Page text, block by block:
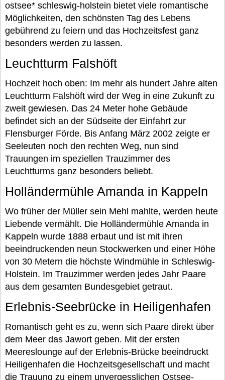
ostsee* schleswig-holstein bietet viele romantische
Möglichkeiten, den schönsten Tag des Lebens
gebührend zu feiern und das Hochzeitsfest ganz
besonders werden zu lassen.
Leuchtturm Falshöft
Hochzeit hoch oben: Im mehr als hundert Jahre alten
Leuchtturm Falshöft wird der Weg in eine Zukunft zu
zweit gewiesen. Das 24 Meter hohe Gebäude
befindet sich an der Südseite der Einfahrt zur
Flensburger Förde. Bis Anfang März 2002 zeigte er
Seeleuten noch den rechten Weg, nun sind
Trauungen im speziellen Trauzimmer des
Leuchtturms ganz besonders beliebt.
Holländermühle Amanda in Kappeln
Wo früher der Müller sein Mehl mahlte, werden heute
Liebende vermählt. Die Holländermühle Amanda in
Kappeln wurde 1888 erbaut und ist mit ihren
beeindruckenden neun Stockwerken und einer Höhe
von 30 Metern die höchste Windmühle in Schleswig-
Holstein. Im Trauzimmer werden jedes Jahr Paare
aus dem gesamten Bundesgebiet getraut.
Erlebnis-Seebrücke in Heiligenhafen
Romantisch geht es zu, wenn sich Paare direkt über
dem Meer das Jawort geben. Mit der ersten
Meereslounge auf der Erlebnis-Brücke beeindruckt
Heiligenhafen die Hochzeitsgesellschaft und macht
die Trauung zu einem unvergesslichen Ostsee-